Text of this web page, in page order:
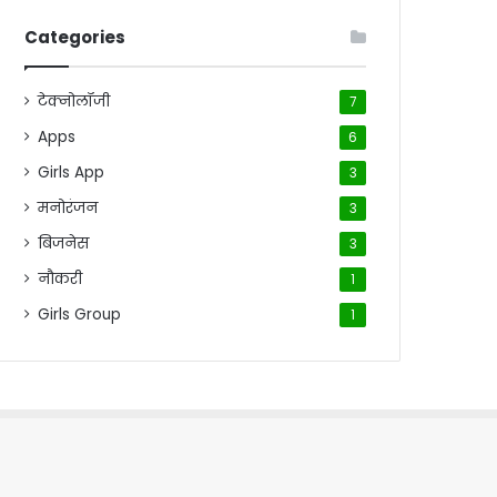
Categories
टेक्नोलॉजी 7
Apps 6
Girls App 3
मनोरंजन 3
बिजनेस 3
नौकरी 1
Girls Group 1